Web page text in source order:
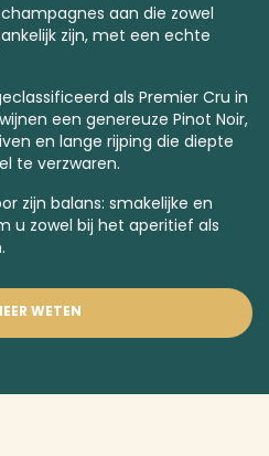
aan die zowel
zijn, met een echte
als Premier Cru in
een genereuze Pinot Noir,
en lange rijping die diepte
te verzwaren.
zijn balans: smakelijke en
u zowel bij het aperitief als
WETEN